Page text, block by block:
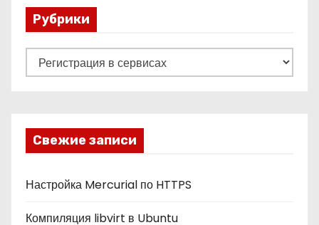
Рубрики
у
к
и
Свежие записи
Настройка Mercurial по HTTPS
Компиляция libvirt в Ubuntu